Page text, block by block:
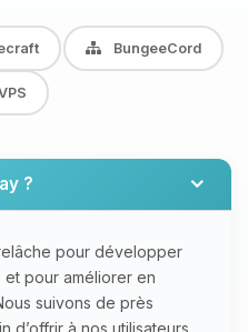
BungeeCord
?
pour développer
pour améliorer en
suivons de près
d’offrir à nos utilisateurs